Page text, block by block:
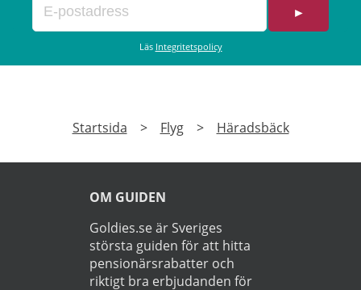
►
Läs Integritetspolicy
Startsida > Flyg > Häradsbäck
OM GUIDEN
Goldies.se är Sveriges
största guiden för att hitta
pensionärsrabatter och
riktigt bra erbjudanden för